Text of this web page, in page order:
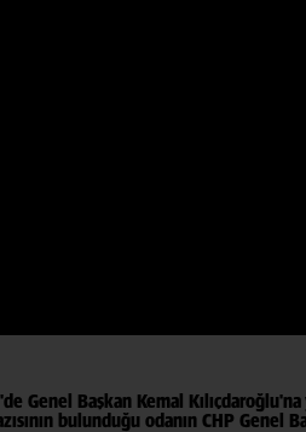
Genel Başkan Kemal
bulunduğu odanın CHP